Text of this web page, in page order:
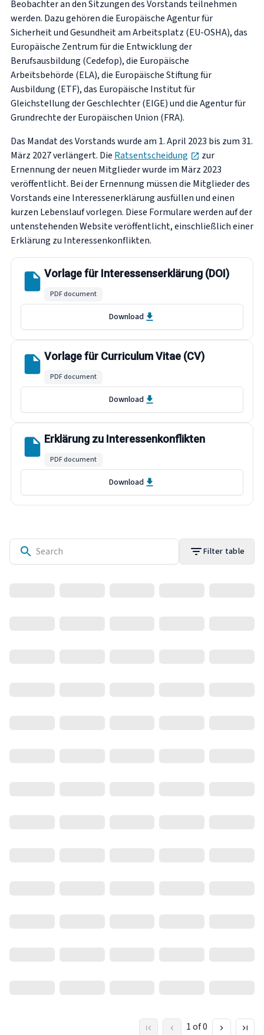
Beobachter an den Sitzungen des Vorstands teilnehmen
werden. Dazu gehören die Europäische Agentur für
Sicherheit und Gesundheit am Arbeitsplatz (EU-OSHA), das
Europäische Zentrum für die Entwicklung der
Berufsausbildung (Cedefop), die Europäische
Arbeitsbehörde (ELA), die Europäische Stiftung für
Ausbildung (ETF), das Europäische Institut für
Gleichstellung der Geschlechter (EIGE) und die Agentur für
Grundrechte der Europäischen Union (FRA).
Das Mandat des Vorstands wurde am 1. April 2023 bis zum 31.
März 2027 verlängert. Die Ratsentscheidung opens in new
zur
Ernennung der neuen Mitglieder wurde im März 2023
veröffentlicht. Bei der Ernennung müssen die Mitglieder des
Vorstands eine Interessenerklärung ausfüllen und einen
kurzen Lebenslauf vorlegen. Diese Formulare werden auf der
untenstehenden Website veröffentlicht, einschließlich einer
Erklärung zu Interessenkonflikten.
Vorlage für Interessenserklärung (DOI)
PDF document
Download
Vorlage für Curriculum Vitae (CV)
PDF document
Download
Erklärung zu Interessenkonflikten
PDF document
Download
Filter table
1 of 0